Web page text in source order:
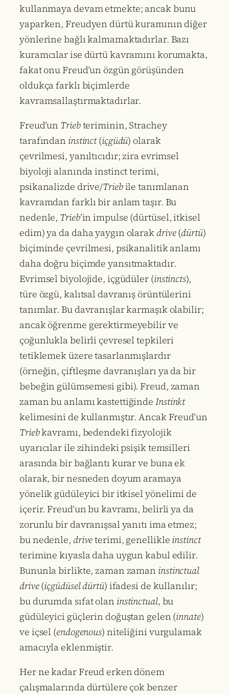
kullanmaya devam etmekte; ancak bunu
yaparken, Freudyen dürtü kuramının diğer
yönlerine bağlı kalmamaktadırlar. Bazı
kuramcılar ise dürtü kavramını korumakta,
fakat onu Freud’un özgün görüşünden
oldukça farklı biçimlerde
kavramsallaştırmaktadırlar.
Freud’un Triebteriminin, Strachey
tarafından instinct(içgüdü) olarak
çevrilmesi, yanıltıcıdır; zira evrimsel
biyoloji alanında instinct terimi,
psikanalizde drive/Triebile tanımlanan
kavramdan farklı bir anlam taşır. Bu
nedenle, Trieb’in impulse (dürtüsel, itkisel
edim) ya da daha yaygın olarak drive(dürtü)
biçiminde çevrilmesi, psikanalitik anlamı
daha doğru biçimde yansıtmaktadır.
Evrimsel biyolojide, içgüdüler (instincts),
türe özgü, kalıtsal davranış örüntülerini
tanımlar. Bu davranışlar karmaşık olabilir;
ancak öğrenme gerektirmeyebilir ve
çoğunlukla belirli çevresel tepkileri
tetiklemek üzere tasarlanmışlardır
(örneğin, çiftleşme davranışları ya da bir
bebeğin gülümsemesi gibi). Freud, zaman
zaman bu anlamı kastettiğinde Instinkt
kelimesini de kullanmıştır. Ancak Freud’un
Triebkavramı, bedendeki fizyolojik
uyarıcılar ile zihindeki psişik temsilleri
arasında bir bağlantı kurar ve buna ek
olarak, bir nesneden doyum aramaya
yönelik güdüleyici bir itkisel yönelimi de
içerir. Freud’un bu kavramı, belirli ya da
zorunlu bir davranışsal yanıtı ima etmez;
bu nedenle, driveterimi, genellikle instinct
terimine kıyasla daha uygun kabul edilir.
Bununla birlikte, zaman zaman instinctual
drive(içgüdüsel dürtü) ifadesi de kullanılır;
bu durumda sıfat olan instinctual, bu
güdüleyici güçlerin doğuştan gelen (innate)
ve içsel (endogenous) niteliğini vurgulamak
amacıyla eklenmiştir.
Her ne kadar Freud erken dönem
çalışmalarında dürtülere çok benzer